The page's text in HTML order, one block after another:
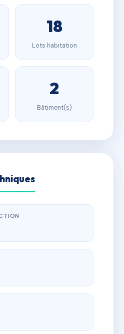
18
Lots habitation
2
Bâtiment(s)